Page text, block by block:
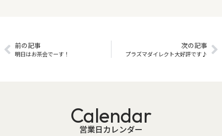
前の記事
明日はお茶会でーす！
次の記事
プラズマダイレクト大好評です♪
Calendar
営業日カレンダー